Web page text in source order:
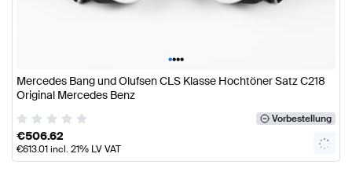
••••
Mercedes Bang und Olufsen CLS Klasse Hochtöner Satz C218
Original Mercedes Benz
Vorbestellung
€506.62
€613.01incl. 21% LV VAT